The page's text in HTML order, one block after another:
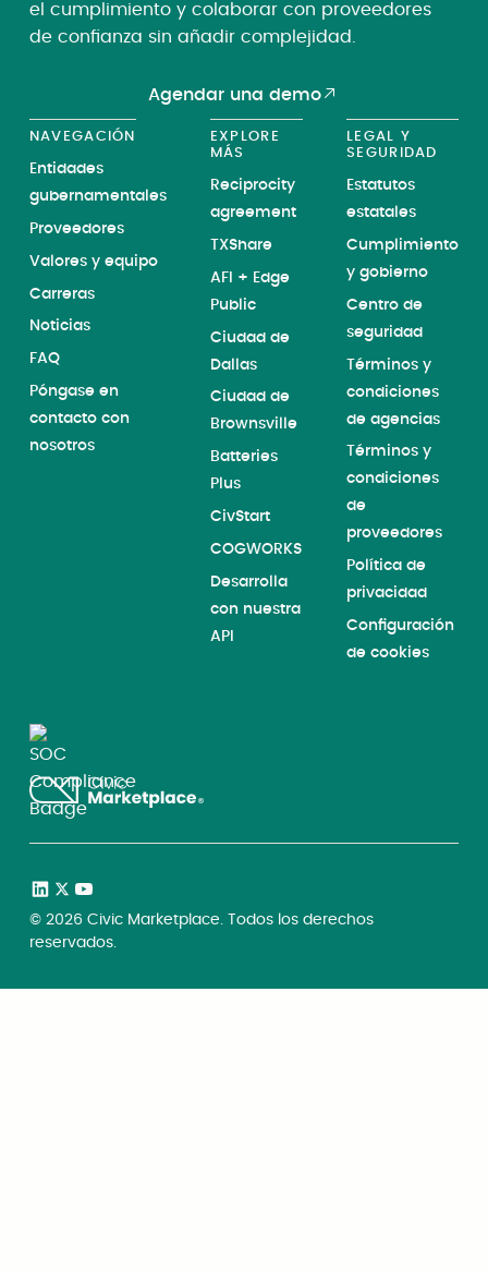
el cumplimiento y colaborar con proveedores
de confianza sin añadir complejidad.
Agendar una demo
NAVEGACIÓN
Entidades
gubernamentales
Proveedores
Valores y equipo
Carreras
Noticias
FAQ
Póngase en
contacto con
nosotros
EXPLORE
MÁS
Reciprocity
agreement
TXShare
AFI + Edge
Public
Ciudad de
Dallas
Ciudad de
Brownsville
Batteries
Plus
CivStart
COGWORKS
Desarrolla
con nuestra
API
LEGAL Y
SEGURIDAD
Estatutos
estatales
Cumplimiento
y gobierno
Centro de
seguridad
Términos y
condiciones
de agencias
Términos y
condiciones
de
proveedores
Política de
privacidad
Configuración
de cookies
© 2026 Civic Marketplace. Todos los derechos
reservados.